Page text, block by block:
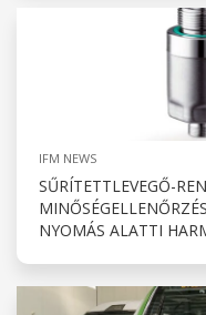
IFM NEWS
SŰRÍTETTLEVEGŐ-
NYOMÁS ALATTI